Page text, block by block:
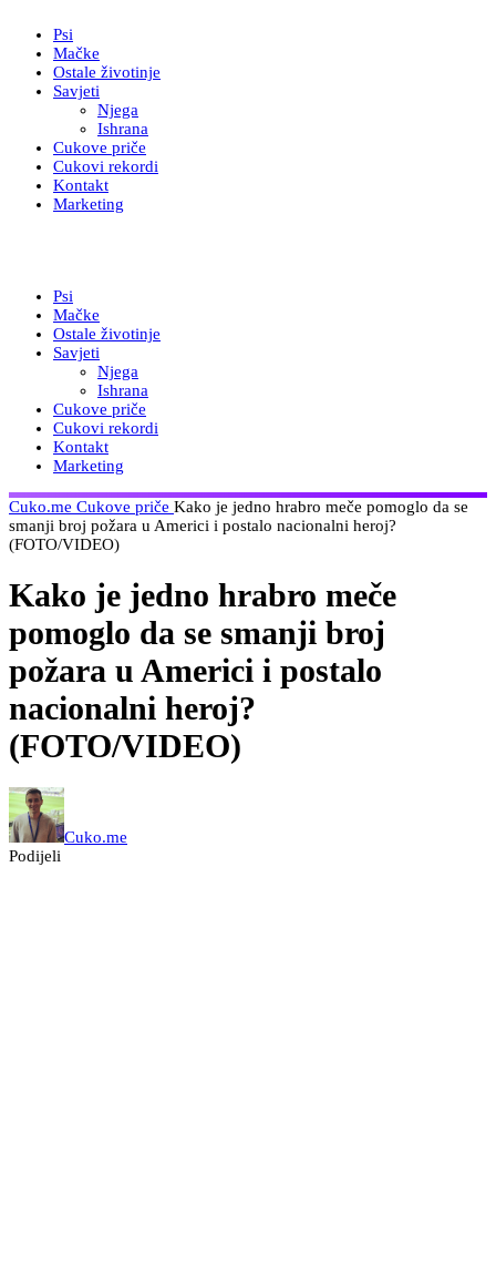
Psi
Mačke
Ostale životinje
Savjeti
Njega
Ishrana
Cukove priče
Cukovi rekordi
Kontakt
Marketing
Psi
Mačke
Ostale životinje
Savjeti
Njega
Ishrana
Cukove priče
Cukovi rekordi
Kontakt
Marketing
Cuko.me Cukove priče Kako je jedno hrabro meče pomoglo da se
smanji broj požara u Americi i postalo nacionalni heroj?
(FOTO/VIDEO)
Kako je jedno hrabro meče
pomoglo da se smanji broj
požara u Americi i postalo
nacionalni heroj?
(FOTO/VIDEO)
Cuko.me
Podijeli